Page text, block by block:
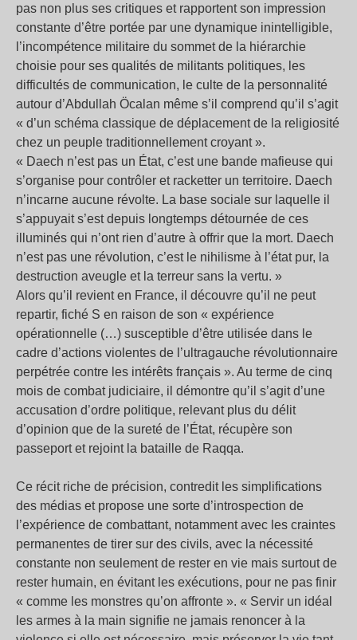
pas non plus ses critiques et rapportent son impression
constante d’être portée par une dynamique inintelligible,
l’incompétence militaire du sommet de la hiérarchie
choisie pour ses qualités de militants politiques, les
difficultés de communication, le culte de la personnalité
autour d’Abdullah Öcalan même s’il comprend qu’il s’agit
« d’un schéma classique de déplacement de la religiosité
chez un peuple traditionnellement croyant ».
« Daech n’est pas un État, c’est une bande mafieuse qui
s’organise pour contrôler et racketter un territoire. Daech
n’incarne aucune révolte. La base sociale sur laquelle il
s’appuyait s’est depuis longtemps détournée de ces
illuminés qui n’ont rien d’autre à offrir que la mort. Daech
n’est pas une révolution, c’est le nihilisme à l’état pur, la
destruction aveugle et la terreur sans la vertu. »
Alors qu’il revient en France, il découvre qu’il ne peut
repartir, fiché S en raison de son « expérience
opérationnelle (…) susceptible d’être utilisée dans le
cadre d’actions violentes de l’ultragauche révolutionnaire
perpétrée contre les intérêts français ». Au terme de cinq
mois de combat judiciaire, il démontre qu’il s’agit d’une
accusation d’ordre politique, relevant plus du délit
d’opinion que de la sureté de l’État, récupère son
passeport et rejoint la bataille de Raqqa.
Ce récit riche de précision, contredit les simplifications
des médias et propose une sorte d’introspection de
l’expérience de combattant, notamment avec les craintes
permanentes de tirer sur des civils, avec la nécessité
constante non seulement de rester en vie mais surtout de
rester humain, en évitant les exécutions, pour ne pas finir
« comme les monstres qu’on affronte ». « Servir un idéal
les armes à la main signifie ne jamais renoncer à la